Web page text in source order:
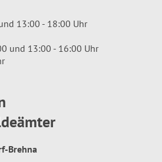
13:00 - 18:00 Uhr
und 13:00 - 16:00 Uhr
Brehna